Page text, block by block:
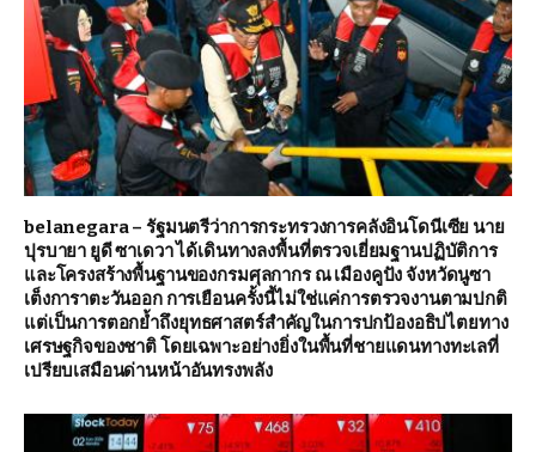
belanegara – รัฐมนตรีว่าการกระทรวงการคลังอินโดนีเซีย นาย
ปุรบายา ยูดี ซาเดวา ได้เดินทางลงพื้นที่ตรวจเยี่ยมฐานปฏิบัติการ
และโครงสร้างพื้นฐานของกรมศุลกากร ณ เมืองคูปัง จังหวัดนูซา
เต็งการาตะวันออก การเยือนครั้งนี้ไม่ใช่แค่การตรวจงานตามปกติ
แต่เป็นการตอกย้ำถึงยุทธศาสตร์สำคัญในการปกป้องอธิปไตยทาง
เศรษฐกิจของชาติ โดยเฉพาะอย่างยิ่งในพื้นที่ชายแดนทางทะเลที่
เปรียบเสมือนด่านหน้าอันทรงพลัง